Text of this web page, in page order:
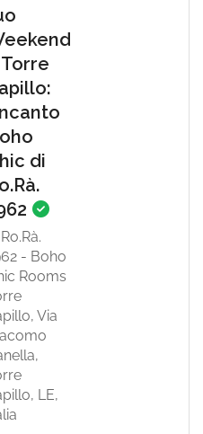
di
Ro.Rà.
- Boho
Rooms
Via
LE,